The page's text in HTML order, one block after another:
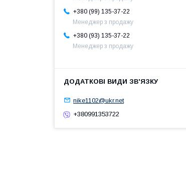
+380 (99) 135-37-22
Менеджер з продажу
+380 (93) 135-37-22
Менеджер з продажу
nike1102@ukr.net
+380991353722